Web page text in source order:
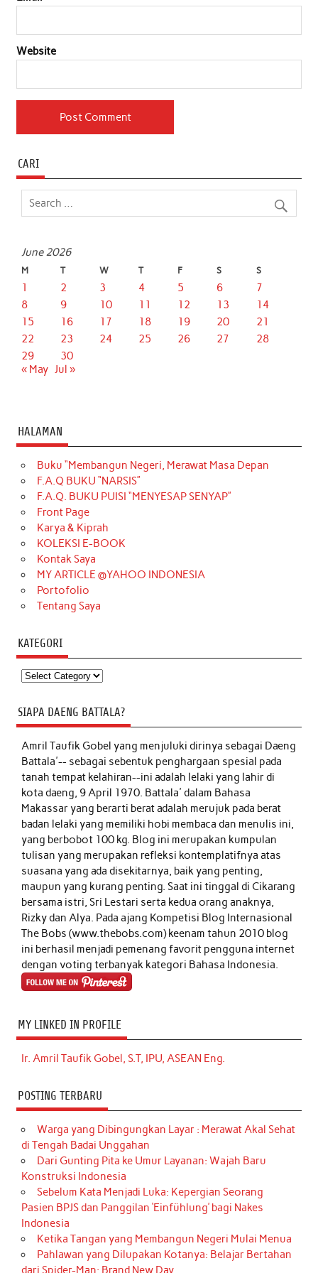
Website
CARI
June 2026
M T W T F S S
1 2 3 4 5 6
7
8
9 10 11 12 13
14
15
16 17 18 19 20
21
22
23 24 25 26 27
28
29
30
« May Jul »
HALAMAN
Buku “Membangun Negeri, Merawat Masa Depan
F.A.Q BUKU “NARSIS”
F.A.Q. BUKU PUISI “MENYESAP SENYAP”
Front Page
Karya & Kiprah
KOLEKSI E-BOOK
Kontak Saya
MY ARTICLE @YAHOO INDONESIA
Portofolio
Tentang Saya
KATEGORI
Kategori
SIAPA DAENG BATTALA?
Amril Taufik Gobelyang menjuluki dirinya sebagai Daeng
Battala'-- sebagai sebentuk penghargaan spesial pada
tanah tempat kelahiran--ini adalah lelaki yang lahir di
kota daeng, 9 April 1970. Battala' dalam Bahasa
Makassar yang berarti berat adalah merujuk pada berat
badan lelaki yang memiliki hobi membaca dan menulis ini,
yang berbobot 100 kg. Blog ini merupakan kumpulan
tulisan yang merupakan refleksi kontemplatifnya atas
suasana yang ada disekitarnya, baik yang penting,
maupun yang kurang penting. Saat ini tinggal di Cikarang
bersama istri, Sri Lestari serta kedua orang anaknya,
Rizky dan Alya. Pada ajang Kompetisi Blog Internasional
The Bobs (www.thebobs.com) keenam tahun 2010 blog
ini berhasil menjadi pemenang favorit pengguna internet
dengan voting terbanyak kategori Bahasa Indonesia.
MY LINKED IN PROFILE
Ir. Amril Taufik Gobel, S.T, IPU, ASEAN Eng.
POSTING TERBARU
Warga yang Dibingungkan Layar : Merawat Akal Sehat
di Tengah Badai Unggahan
Dari Gunting Pita ke Umur Layanan: Wajah Baru
Konstruksi Indonesia
Sebelum Kata Menjadi Luka: Kepergian Seorang
Pasien BPJS dan Panggilan ‘Einfühlung’ bagi Nakes
Indonesia
Ketika Tangan yang Membangun Negeri Mulai Menua
Pahlawan yang Dilupakan Kotanya: Belajar Bertahan
dari Spider-Man: Brand New Day